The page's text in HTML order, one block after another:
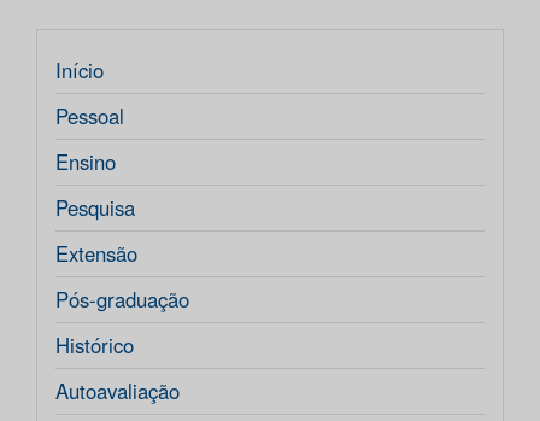
Início
Pessoal
Ensino
Pesquisa
Extensão
Pós-graduação
Histórico
Autoavaliação